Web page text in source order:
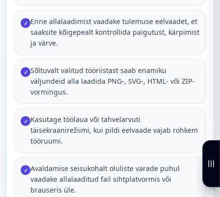
✓ Enne allalaadimist vaadake tulemuse eelvaadet, et
saaksite kõigepealt kontrollida paigutust, kärpimist
ja värve.
✓ Sõltuvalt valitud tööriistast saab enamiku
väljundeid alla laadida PNG-, SVG-, HTML- või ZIP-
vormingus.
✓ Kasutage töölaua või tahvelarvuti
täisekraanirežiimi, kui pildi eelvaade vajab rohkem
tööruumi.
✓ Avaldamise seisukohalt oluliste varade puhul
vaadake allalaaditud fail sihtplatvormis või
brauseris üle.